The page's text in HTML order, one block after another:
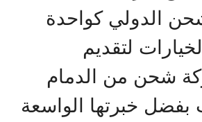
الدولي كواحدة
لتقديم
شحن من الدمام
بفضل خبرتها الواسعة